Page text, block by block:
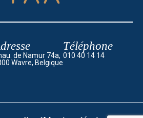
de Namur 74a,
Wavre, Belgique
Téléphone
010 40 14 14